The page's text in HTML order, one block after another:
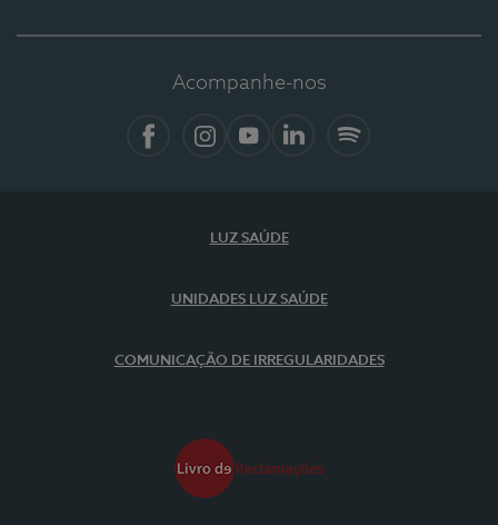
Acompanhe-nos
LUZ SAÚDE
UNIDADES LUZ SAÚDE
COMUNICAÇÃO DE IRREGULARIDADES